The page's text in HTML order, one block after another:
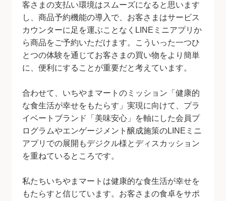
客さまの支払い環境はスムーズになると思います
し、商品予約機能の導入で、お客さまはサービス
カウンターに足を運ぶことなくLINEミニアプリか
ら商品をご予約いただけます。こういった一つひ
とつの体験を通じてお客さまの買い物をより簡単
に、便利にすることが重要だと考えています。
合わせて、いちやまマートのミッション「健康的
な食生活が幸せをもたらす」実現に向けて、プラ
イベートブランド「美味安心」を軸にした会員プ
ログラムやエンゲージメント醸成施策のLINEミニ
アプリでの展開もデジクル様とディスカッション
を重ねているところです。
私たちいちやまマートは健康的な食生活が幸せを
もたらすと信じています。お客さまの食卓をサポ